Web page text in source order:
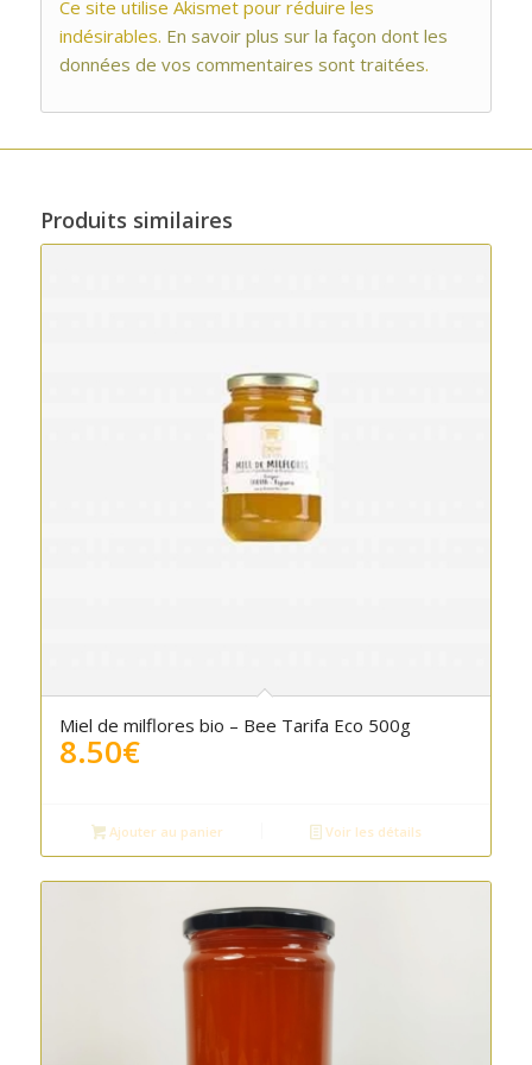
Ce site utilise Akismet pour réduire les
indésirables. En savoir plus sur la façon dont les
données de vos commentaires sont traitées.
Produits similaires
Miel de milflores bio – Bee Tarifa Eco 500g
8.50€
Ajouter au panier Voir les détails